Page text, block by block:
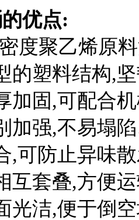
优点:
度聚乙烯原
塑料结构,
固,可配合
强,不易塌
可防止异味
套叠,方便
洁,便于倒